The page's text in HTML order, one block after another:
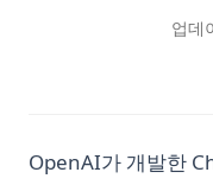
업데
OpenAI가 개발한